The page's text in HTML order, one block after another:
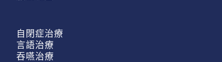
自閉症治療
言語治療
吞嚥治療